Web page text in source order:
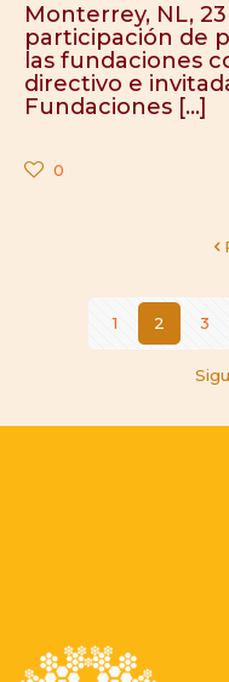
Monterrey, NL,
participación de
las fundaciones
directivo e
Fundaciones […]
0
1 2 3